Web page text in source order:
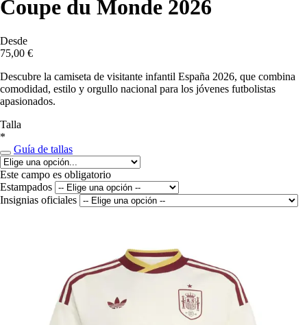
Coupe du Monde 2026
Desde
75,00 €
Descubre la camiseta de visitante infantil España 2026, que combina
comodidad, estilo y orgullo nacional para los jóvenes futbolistas
apasionados.
Talla
*
Guía de tallas
Este campo es obligatorio
Estampados
Insignias oficiales